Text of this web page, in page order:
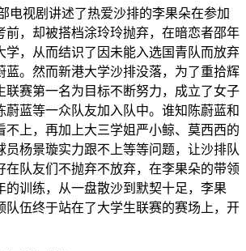
电视剧讲述了热爱沙排的李果朵在参加
前，却被搭档涂玲玲抛弃，在暗恋者邵年
学，从而结识了因未能入选国青队而放弃
蓝。然而新港大学沙排没落，为了重拾辉
联赛第一名为目标不断努力，成立了女子
蔚蓝等一众队友加入队中。谁知陈蔚蓝和
不上，再加上大三学姐严小鲸、莫西西的
员杨景璇实力跟不上等等问题，让沙排队
在队友们不抛弃不放弃，在李果朵的带领
的训练，从一盘散沙到默契十足，李果
队伍终于站在了大学生联赛的赛场上，开